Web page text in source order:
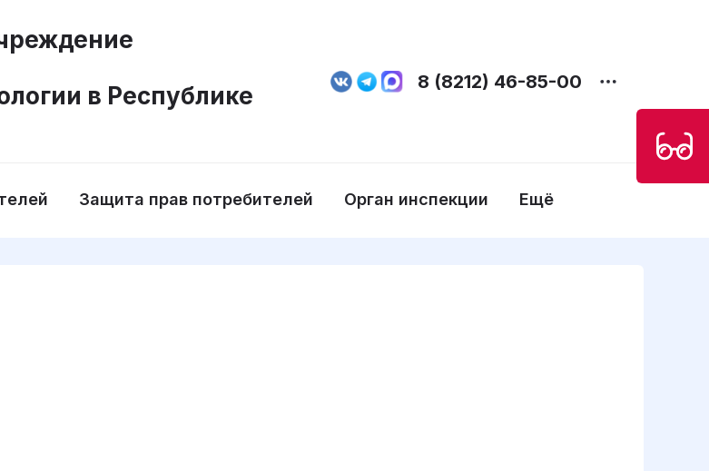
в Республике
8 (8212) 46-85-00
Защита прав потребителей Орган инспекции Ещё